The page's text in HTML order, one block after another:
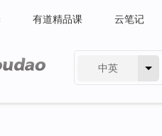
有道精品课 云笔记
中英